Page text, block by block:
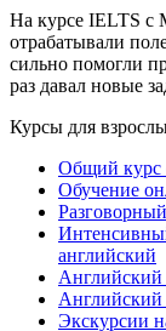
На курсе IELTS с
отрабатывали
сильно помогли
раз давал новые
Курсы для
Общий курс
Обучение
английский
Английский
Английский
Экскурсии